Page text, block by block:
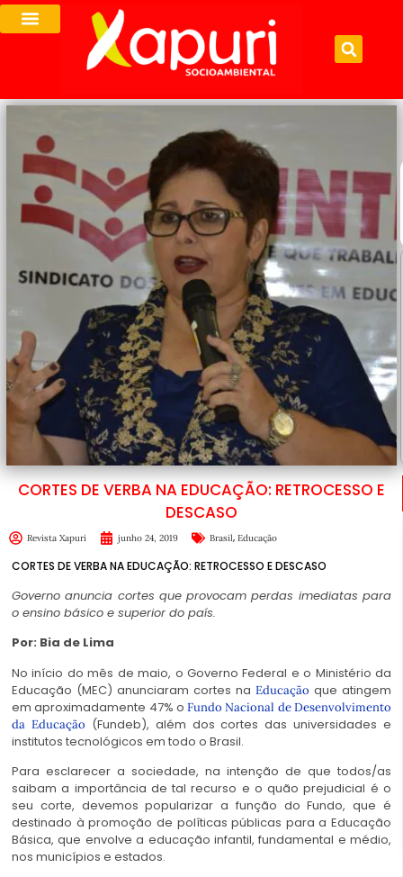
CORTES DE VERBA NA EDUCAÇÃO: RETROCESSO E
DESCASO
Revista Xapuri junho 24, 2019 Brasil, Educação
CORTES DE VERBA NA EDUCAÇÃO: RETROCESSO E DESCASO
Governo anuncia cortes que provocam perdas imediatas para
o ensino básico e superior do país.
Por: Bia de Lima
No início do mês de maio, o Governo Federal e o Ministério da
Educação (MEC) anunciaram cortes na Educação que atingem
em aproximadamente 47% oFundo Nacional de Desenvolvimento
da Educação (Fundeb), além dos cortes das universidades e
institutos tecnológicos em todo o Brasil.
Para esclarecer a sociedade, na intenção de que todos/as
saibam a importância de tal recurso e o quão prejudicial é o
seu corte, devemos popularizar a função do Fundo, que é
destinado à promoção de políticas públicas para a Educação
Básica, que envolve a educação infantil, fundamental e médio,
nos municípios e estados.